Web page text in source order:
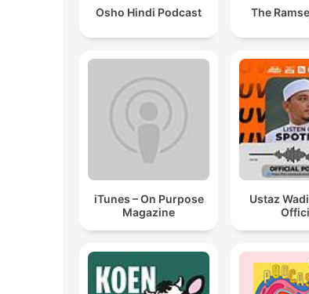
Osho Hindi Podcast The
iTunes – On Purpose
Magazine
Ustaz